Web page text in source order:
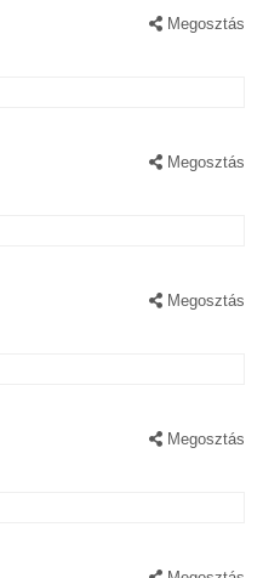
Megosztás
Megosztás
Megosztás
Megosztás